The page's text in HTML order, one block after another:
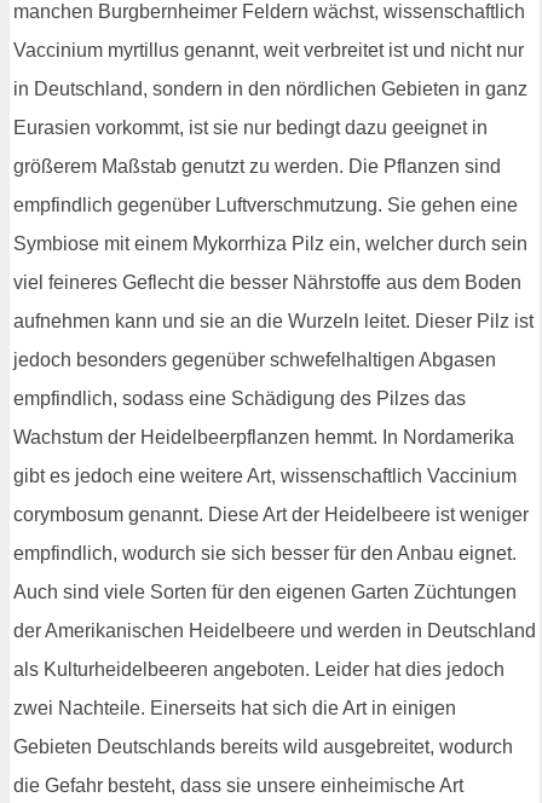
manchen Burgbernheimer Feldern wächst, wissenschaftlich
Vaccinium myrtillus genannt, weit verbreitet ist und nicht nur
in Deutschland, sondern in den nördlichen Gebieten in ganz
Eurasien vorkommt, ist sie nur bedingt dazu geeignet in
größerem Maßstab genutzt zu werden. Die Pflanzen sind
empfindlich gegenüber Luftverschmutzung. Sie gehen eine
Symbiose mit einem Mykorrhiza Pilz ein, welcher durch sein
viel feineres Geflecht die besser Nährstoffe aus dem Boden
aufnehmen kann und sie an die Wurzeln leitet. Dieser Pilz ist
jedoch besonders gegenüber schwefelhaltigen Abgasen
empfindlich, sodass eine Schädigung des Pilzes das
Wachstum der Heidelbeerpflanzen hemmt. In Nordamerika
gibt es jedoch eine weitere Art, wissenschaftlich Vaccinium
corymbosum genannt. Diese Art der Heidelbeere ist weniger
empfindlich, wodurch sie sich besser für den Anbau eignet.
Auch sind viele Sorten für den eigenen Garten Züchtungen
der Amerikanischen Heidelbeere und werden in Deutschland
als Kulturheidelbeeren angeboten. Leider hat dies jedoch
zwei Nachteile. Einerseits hat sich die Art in einigen
Gebieten Deutschlands bereits wild ausgebreitet, wodurch
die Gefahr besteht, dass sie unsere einheimische Art